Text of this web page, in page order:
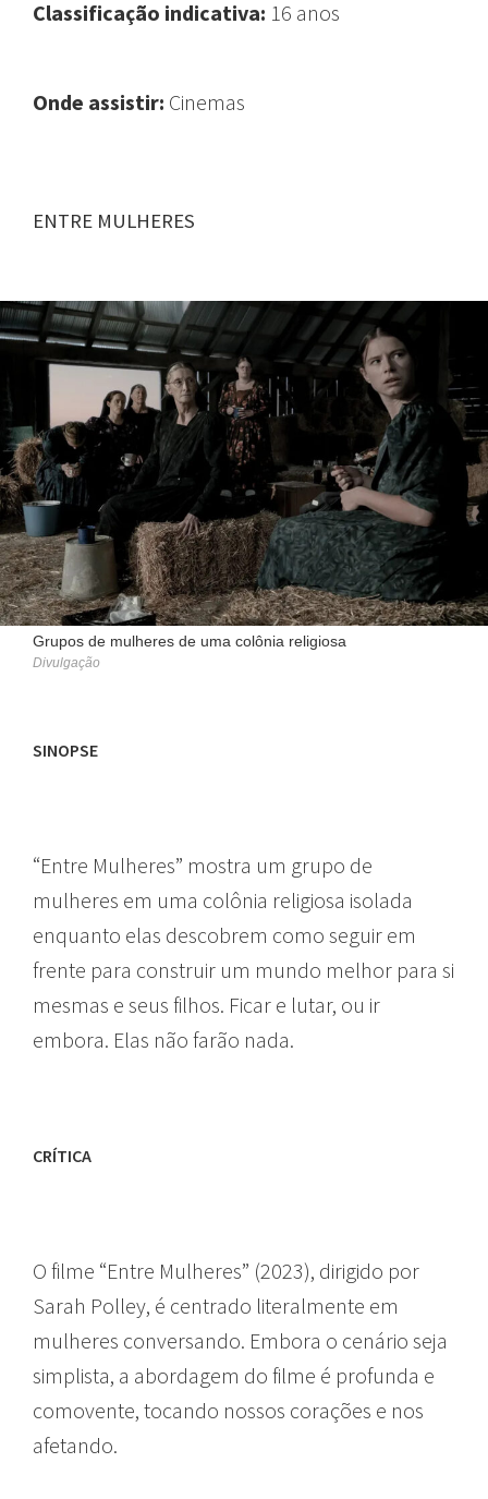
Classificação indicativa: 16 anos
Onde assistir: Cinemas
ENTRE MULHERES
Grupos de mulheres de uma colônia religiosa
Divulgação
SINOPSE
“Entre Mulheres” mostra um grupo de
mulheres em uma colônia religiosa isolada
enquanto elas descobrem como seguir em
frente para construir um mundo melhor para si
mesmas e seus filhos. Ficar e lutar, ou ir
embora. Elas não farão nada.
CRÍTICA
O filme “Entre Mulheres” (2023), dirigido por
Sarah Polley, é centrado literalmente em
mulheres conversando. Embora o cenário seja
simplista, a abordagem do filme é profunda e
comovente, tocando nossos corações e nos
afetando.